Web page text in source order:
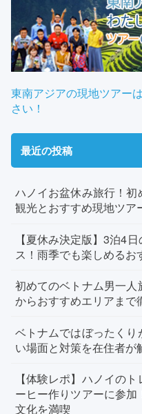
東南アジアの現地ツアー
さい！
最近の投稿
ハノイお盆休み旅行！初
観光とおすすめ現地ツア
【夏休み決定版】3泊4
ス！雨季でも楽しめるお
初めてのベトナム男一
からおすすめエリアまで
ベトナムではぼったく
い場面と対策を在住者が
【体験レポ】ハノイの
ーヒー作りツアーに参
文化を満喫